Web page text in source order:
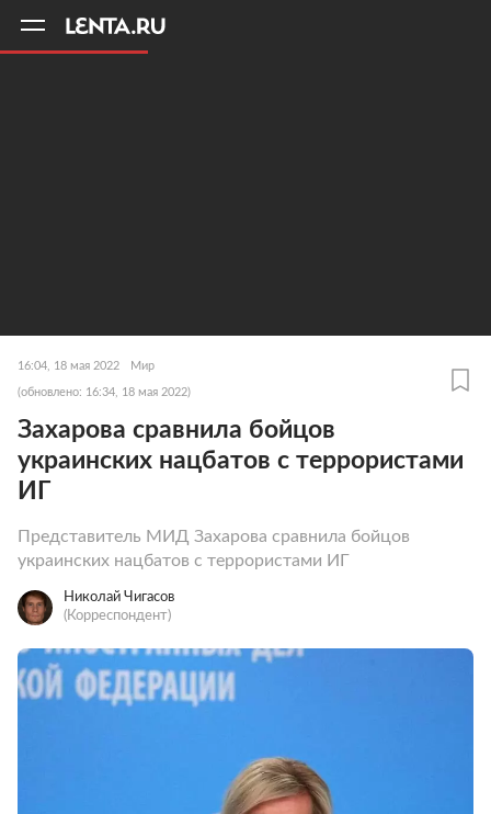
16:04, 18 мая 2022 Мир
(обновлено: 16:34, 18 мая 2022)
Захарова сравнила бойцов
украинских нацбатов с террористами
ИГ
Представитель МИД Захарова сравнила бойцов
украинских нацбатов с террористами ИГ
Николай Чигасов
(Корреспондент)